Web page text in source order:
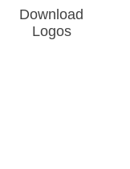
Download
Logos